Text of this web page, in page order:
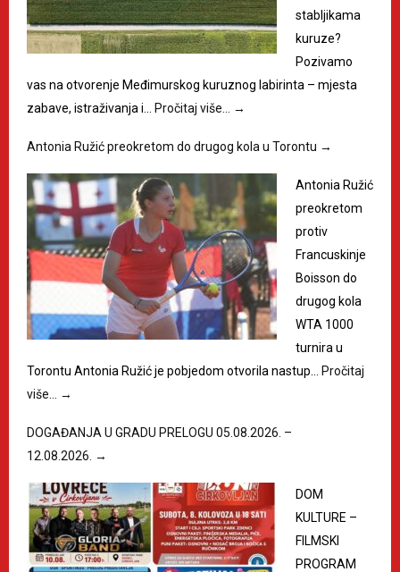
stabljikama
kuruze?
Pozivamo
vas na otvorenje Međimurskog kuruznog labirinta – mjesta
zabave, istraživanja i…
Pročitaj više… →
Antonia Ružić preokretom do drugog kola u Torontu →
Antonia Ružić
preokretom
protiv
Francuskinje
Boisson do
drugog kola
WTA 1000
turnira u
Torontu Antonia Ružić je pobjedom otvorila nastup…
Pročitaj
više…
→
DOGAĐANJA U GRADU PRELOGU 05.08.2026. –
12.08.2026. →
DOM
KULTURE –
FILMSKI
PROGRAM